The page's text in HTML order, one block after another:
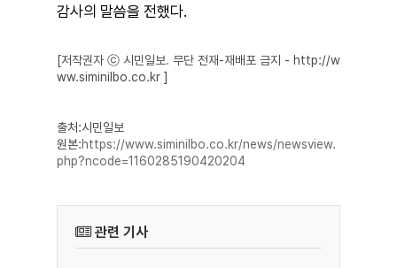
감사의 말씀을 전했다.
[저작권자 ⓒ 시민일보. 무단 전재-재배포 금지 - http://w
ww.siminilbo.co.kr ]
출처:시민일보
원본:https://www.siminilbo.co.kr/news/newsview.
php?ncode=1160285190420204
관련 기사